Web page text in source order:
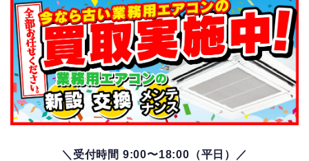
＼受付時間 9:00〜18:00（平日）／